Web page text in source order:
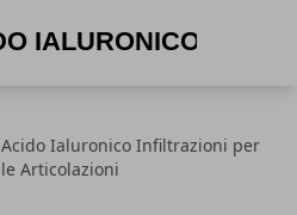
Acido Ialuronico Infiltrazioni per
le Articolazioni